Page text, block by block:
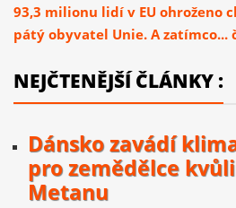
93,3 milionu lidí v EU ohroženo
pátý obyvatel Unie. A zatímco...
NEJČTENĚJŠÍ ČLÁNKY :
Dánsko zavádí
pro zemědělce
Metanu